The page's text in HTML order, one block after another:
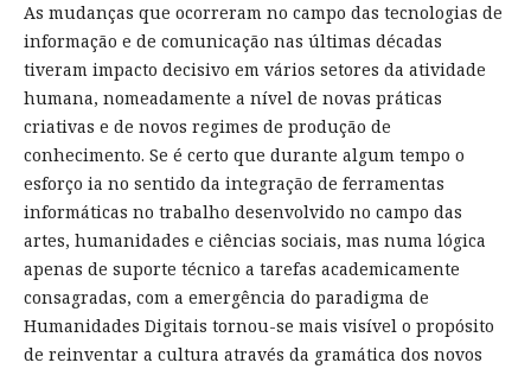
As mudanças que ocorreram no campo das tecnologias de
informação e de comunicação nas últimas décadas
tiveram impacto decisivo em vários setores da atividade
humana, nomeadamente a nível de novas práticas
criativas e de novos regimes de produção de
conhecimento. Se é certo que durante algum tempo o
esforço ia no sentido da integração de ferramentas
informáticas no trabalho desenvolvido no campo das
artes, humanidades e ciências sociais, mas numa lógica
apenas de suporte técnico a tarefas academicamente
consagradas, com a emergência do paradigma de
Humanidades Digitais tornou-se mais visível o propósito
de reinventar a cultura através da gramática dos novos